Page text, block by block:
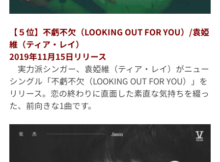
【５位】不虧不欠（LOOKING OUT FOR YOU）/袁婭
維（ティア・レイ）
2019年11月15日リリース
実力派シンガー、袁婭維（ティア・レイ）がニュー
シングル「不虧不欠（LOOKING OUT FOR YOU）」を
リリース。恋の終わりに直面した素直な気持ちを綴っ
た、前向きな1曲です。